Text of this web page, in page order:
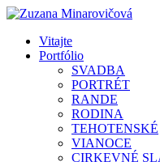
Vitajte
Portfólio
SVADBA
PORTRÉT
RANDE
RODINA
TEHOTENSKÉ
VIANOCE
CIRKEVNÉ